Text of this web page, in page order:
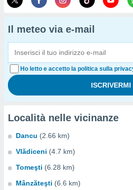
Il meteo via e-mail
Ho letto e accetto la politica sulla
Località nelle vicinanze
Dancu (2.66 km)
Vlădiceni (4.7 km)
Tomeşti (6.28 km)
Mânzăteşti (6.6 km)